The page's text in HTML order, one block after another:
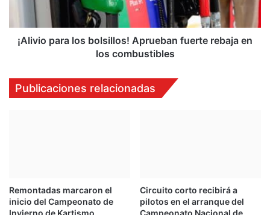
los
combustibles
¡Alivio para los bolsillos! Aprueban fuerte rebaja en
los combustibles
Publicaciones relacionadas
Remontadas marcaron el
inicio del Campeonato de
Circuito corto recibirá a
pilotos en el arranque del